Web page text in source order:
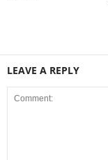
LEAVE A REPLY